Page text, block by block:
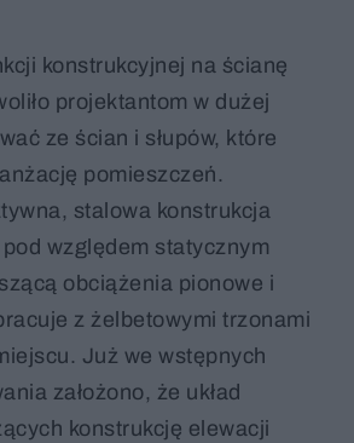
konstrukcyjnej na ścianę
projektantom w dużej
ze ścian i słupów, które
pomieszczeń.
stalowa konstrukcja
względem statycznym
obciążenia pionowe i
z żelbetowymi trzonami
Już we wstępnych
założono, że układ
konstrukcję elewacji